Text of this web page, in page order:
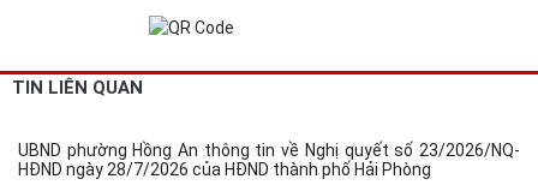
TIN LIÊN QUAN
UBND phường Hồng An thông tin về Nghị quyết số 23/2026/NQ-
HĐND ngày 28/7/2026 của HĐND thành phố Hải Phòng